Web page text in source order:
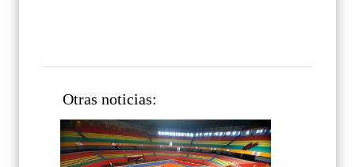
Otras noticias: